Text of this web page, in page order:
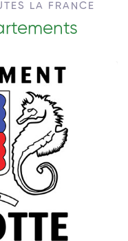
LA FRANCE